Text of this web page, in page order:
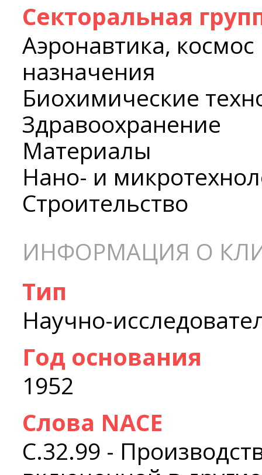
Секторальная
Аэронавтика,
назначения
Биохимические
Здравоохранение
Материалы
Нано- и
Строительство
ИНФОРМАЦИЯ О
Тип
Научно-
Год основания
1952
Слова NACE
C.32.99 -